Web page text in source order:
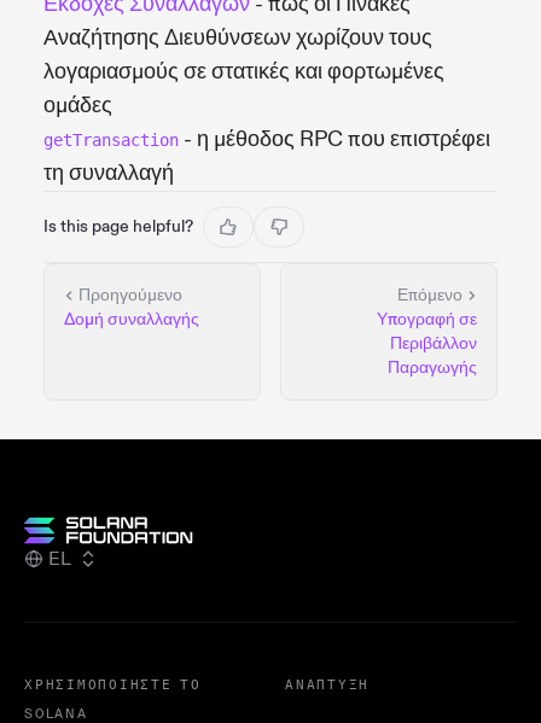
Αναζήτησης Διευθύνσεων χωρίζουν τους
λογαριασμούς σε στατικές και φορτωμένες
ομάδες
getTransaction - η μέθοδος RPC που επιστρέφει
τη συναλλαγή
Is this page helpful?
Προηγούμενο
Δομή συναλλαγής
Επόμενο
Υπογραφή σε
Περιβάλλον
Παραγωγής
EL
ΧΡΗΣΙΜΟΠΟΙΉΣΤΕ ΤΟ
SOLANA
ΑΝΆΠΤΥΞΗ